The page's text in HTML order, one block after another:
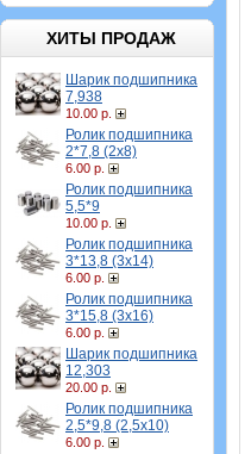
ХИТЫ ПРОДАЖ
Шарик подшипника
7,938
10.00 р.
Ролик подшипника
2*7,8 (2х8)
6.00 р.
Ролик подшипника
5,5*9
10.00 р.
Ролик подшипника
3*13,8 (3х14)
6.00 р.
Ролик подшипника
3*15,8 (3х16)
6.00 р.
Шарик подшипника
12,303
20.00 р.
Ролик подшипника
2,5*9,8 (2,5х10)
6.00 р.